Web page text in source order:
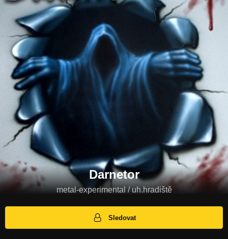
Darnetor
metal-experimental / uh.hradiště
Sledovat